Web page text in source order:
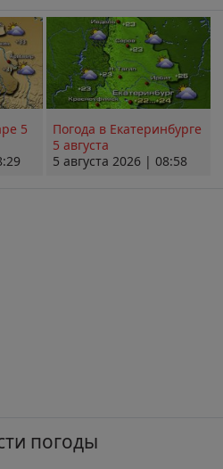
5
Погода в Екатеринбурге
5 августа
5 августа 2026 | 08:58
погоды